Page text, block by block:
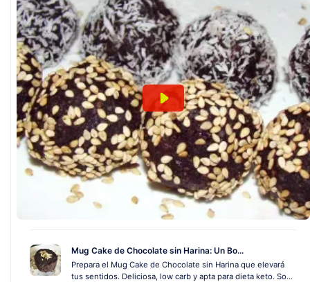
Mug Cake de Chocolate sin Harina: Un Bo...
Prepara el Mug Cake de Chocolate sin Harina que elevará
tus sentidos. Deliciosa, low carb y apta para dieta keto. So...